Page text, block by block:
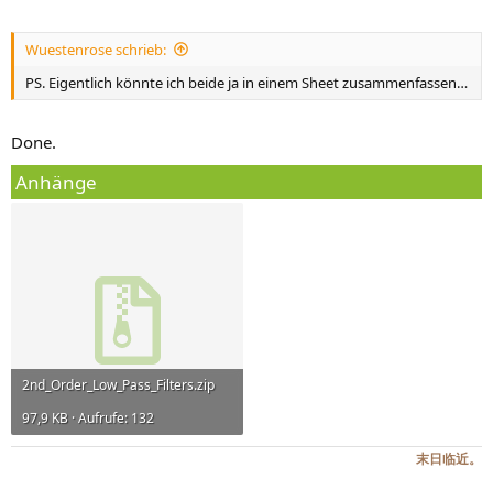
Wuestenrose schrieb:
PS. Eigentlich könnte ich beide ja in einem Sheet zusammenfassen…
Done.
Anhänge
2nd_Order_Low_Pass_Filters.zip
97,9 KB · Aufrufe: 132
末日临近。